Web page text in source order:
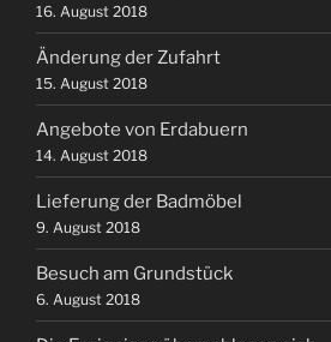
16. August 2018
Änderung der Zufahrt
15. August 2018
Angebote von Erdabuern
14. August 2018
Lieferung der Badmöbel
9. August 2018
Besuch am Grundstück
6. August 2018